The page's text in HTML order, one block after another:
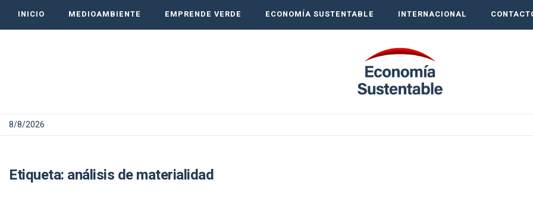
INICIO MEDIOAMBIENTE EMPRENDE VERDE ECONOMÍA SUSTENTABLE INTERNACIONAL
8/8/2026
Etiqueta: análisis de materialidad